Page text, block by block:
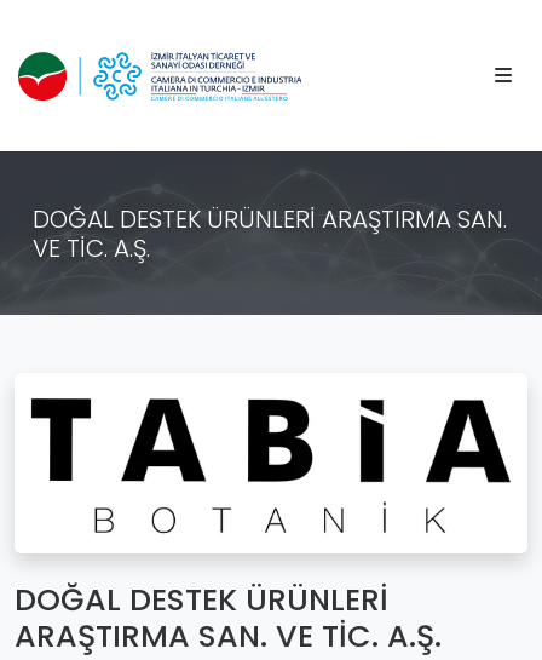
DOĞAL DESTEK ÜRÜNLERİ ARAŞTIRMA SAN.
VE TİC. A.Ş.
DOĞAL DESTEK ÜRÜNLERİ
ARAŞTIRMA SAN. VE TİC. A.Ş.